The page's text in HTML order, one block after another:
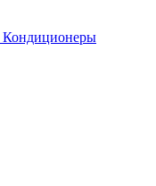
Кондиционеры